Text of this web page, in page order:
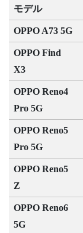
モデル
OPPO A73 5G
OPPO Find
X3
OPPO Reno4
Pro 5G
OPPO Reno5
Pro 5G
OPPO Reno5
Z
OPPO Reno6
5G